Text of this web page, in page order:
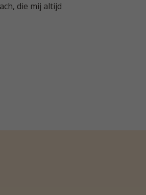
die mij altijd